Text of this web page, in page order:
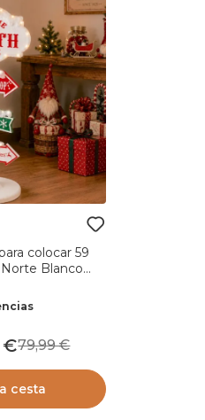
colocar 59
Blanco
79,99
cesta